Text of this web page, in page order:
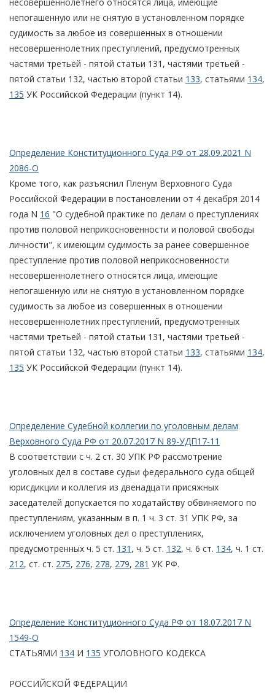
непогашенную или не снятую в установленном порядке
судимость за любое из совершенных в отношении
несовершеннолетних преступлений, предусмотренных
частями третьей - пятой статьи 131, частями третьей -
пятой статьи 132, частью второй статьи 133, статьями 134,
135 УК Российской Федерации (пункт 14).
Определение Конституционного Суда РФ от 28.09.2021 N
2086-О
Кроме того, как разъяснил Пленум Верховного Суда
Российской Федерации в постановлении от 4 декабря 2014
года N 16 "О судебной практике по делам о преступлениях
против половой неприкосновенности и половой свободы
личности", к имеющим судимость за ранее совершенное
преступление против половой неприкосновенности
несовершеннолетнего относятся лица, имеющие
непогашенную или не снятую в установленном порядке
судимость за любое из совершенных в отношении
несовершеннолетних преступлений, предусмотренных
частями третьей - пятой статьи 131, частями третьей -
пятой статьи 132, частью второй статьи 133, статьями 134,
135 УК Российской Федерации (пункт 14).
Определение Судебной коллегии по уголовным делам
Верховного Суда РФ от 20.07.2017 N 89-УДП17-11
В соответствии с ч. 2 ст. 30 УПК РФ рассмотрение
уголовных дел в составе судьи федерального суда общей
юрисдикции и коллегия из двенадцати присяжных
заседателей допускается по ходатайству обвиняемого по
преступлениям, указанным в п. 1 ч. 3 ст. 31 УПК РФ, за
исключением уголовных дел о преступлениях,
предусмотренных ч. 5 ст. 131 , ч. 5 ст. 132, ч. 6 ст. 134, ч. 1 ст.
212, ст. ст. 275, 276, 278, 279, 281 УК РФ.
Определение Конституционного Суда РФ от 18.07.2017 N
1549-О
СТАТЬЯМИ 134 И 135 УГОЛОВНОГО КОДЕКСА
РОССИЙСКОЙ ФЕДЕРАЦИИ